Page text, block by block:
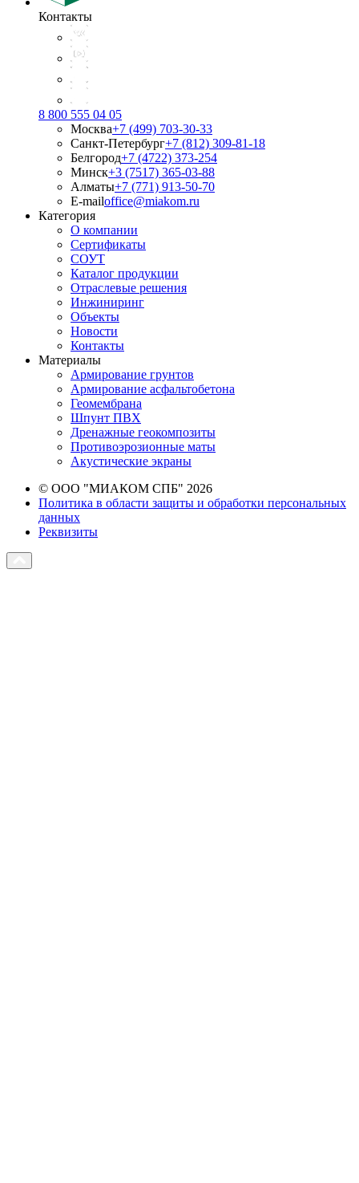
Контакты
8 800 555 04 05
Москва+7 (499) 703-30-33
Санкт-Петербург+7 (812) 309-81-18
Белгород+7 (4722) 373-254
Минск+3 (7517) 365-03-88
Алматы+7 (771) 913-50-70
E-mailoffice@miakom.ru
Категория
О компании
Сертификаты
СОУТ
Каталог продукции
Отраслевые решения
Инжиниринг
Объекты
Новости
Контакты
Материалы
Армирование грунтов
Армирование асфальтобетона
Геомембрана
Шпунт ПВХ
Дренажные геокомпозиты
Противоэрозионные маты
Акустические экраны
© ООО "МИАКОМ СПБ" 2026
Политика в области защиты и обработки персональных
данных
Реквизиты